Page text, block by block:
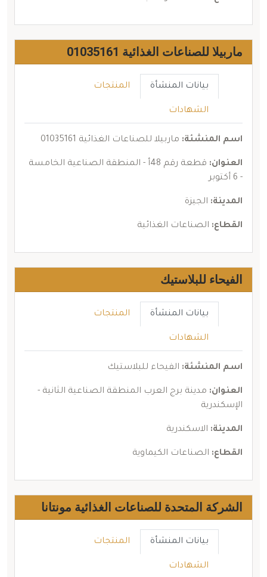
ماربيلا للصناعات الغذائية 01035161
بيانات المنشأة المنتجات
الشهادات
اسم المنشئة: ماربيلا للصناعات الغذائية 01035161
العنوان:
قطعة رقم 48أ - المنطقة الصناعية الخامسة
- 6 أكتوبر
المدينة: الجيزة
القطاع: الصناعات الغذائية
الفيحاء للبلاستيك
بيانات المنشأة المنتجات
الشهادات
اسم المنشئة: الفيحاء للبلاستيك
العنوان: مدينة برج العرب المنطقة الصناعية الثانية -
الإسكندرية
المدينة: الاسكندرية
القطاع: الصناعات الكيماوية
الشركة المتحدة للصناعات الغذائية مونتانا
بيانات المنشأة المنتجات
الشهادات